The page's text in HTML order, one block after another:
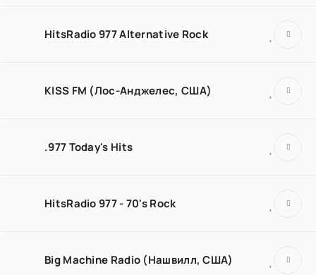
HitsRadio 977 Alternative Rock
KISS FM (Лос-Анджелес, США)
.977 Today's Hits
HitsRadio 977 - 70's Rock
Big Machine Radio (Нашвилл, США)